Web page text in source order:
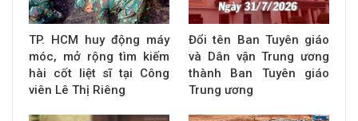
TP. HCM huy động máy
móc, mở rộng tìm kiếm
hài cốt liệt sĩ tại Công
viên Lê Thị Riêng
Đổi tên Ban Tuyên giáo
và Dân vận Trung ương
thành Ban Tuyên giáo
Trung ương